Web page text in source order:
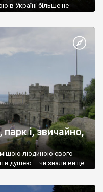
в Україні більше не
і, звичайно,
людиною свого
душею – чи знали ви це